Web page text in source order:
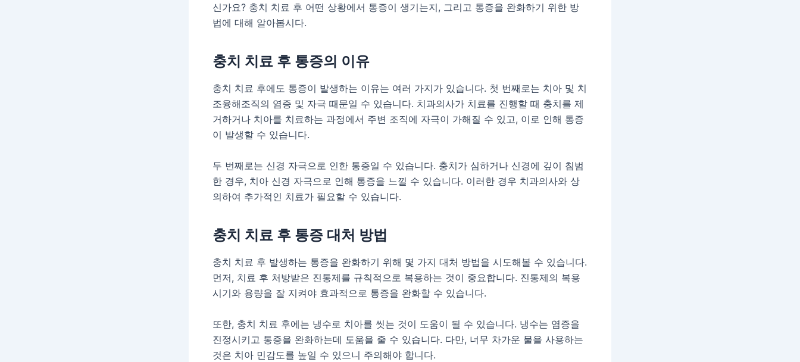
신가요? 충치 치료 후 어떤 상황에서 통증이 생기는지, 그리고 통증을 완화하기 위한 방
법에 대해 알아봅시다.
충치 치료 후 통증의 이유
충치 치료 후에도 통증이 발생하는 이유는 여러 가지가 있습니다. 첫 번째로는 치아 및 치
조융해조직의 염증 및 자극 때문일 수 있습니다. 치과의사가 치료를 진행할 때 충치를 제
거하거나 치아를 치료하는 과정에서 주변 조직에 자극이 가해질 수 있고, 이로 인해 통증
이 발생할 수 있습니다.
두 번째로는 신경 자극으로 인한 통증일 수 있습니다. 충치가 심하거나 신경에 깊이 침범
한 경우, 치아 신경 자극으로 인해 통증을 느낄 수 있습니다. 이러한 경우 치과의사와 상
의하여 추가적인 치료가 필요할 수 있습니다.
충치 치료 후 통증 대처 방법
충치 치료 후 발생하는 통증을 완화하기 위해 몇 가지 대처 방법을 시도해볼 수 있습니다.
먼저, 치료 후 처방받은 진통제를 규칙적으로 복용하는 것이 중요합니다. 진통제의 복용
시기와 용량을 잘 지켜야 효과적으로 통증을 완화할 수 있습니다.
또한, 충치 치료 후에는 냉수로 치아를 씻는 것이 도움이 될 수 있습니다. 냉수는 염증을
진정시키고 통증을 완화하는데 도움을 줄 수 있습니다. 다만, 너무 차가운 물을 사용하는
것은 치아 민감도를 높일 수 있으니 주의해야 합니다.